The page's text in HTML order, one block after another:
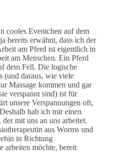
cooles Eventchen auf dem
bereits erwähnt, dass ich der
am Pferd ist eigentlich in
am Menschen. Ein Pferd
dem Fell. Die logische
(und daraus, wie viele
Massage kommen und gar
verspannt sind) ist für
unsere Verspannungen oft,
hab ich mir einen
mit uns an uns arbeitet.
aus Worms und
in Richtung
arbeiten möchte, bereit